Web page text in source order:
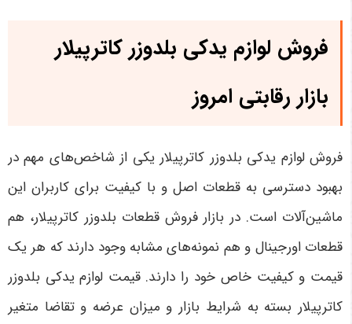
فروش لوازم یدکی بلدوزر کاترپیلار
بازار رقابتی امروز
فروش لوازم یدکی بلدوزر کاترپیلار یکی از شاخص‌های مهم در
بهبود دسترسی به قطعات اصل و با کیفیت برای کاربران این
ماشین‌آلات است. در بازار فروش قطعات بلدوزر کاترپیلار، هم
قطعات اورجینال و هم نمونه‌های مشابه وجود دارند که هر یک
قیمت و کیفیت خاص خود را دارند. قیمت لوازم یدکی بلدوزر
کاترپیلار بسته به شرایط بازار و میزان عرضه و تقاضا متغیر